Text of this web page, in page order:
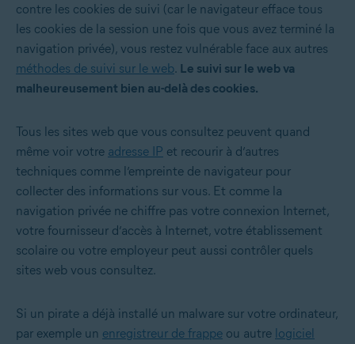
contre les cookies de suivi (car le navigateur efface tous
les cookies de la session une fois que vous avez terminé la
navigation privée), vous restez vulnérable face aux autres
méthodes de suivi sur le web. Le suivi sur le web va
malheureusement bien au-delà des cookies.
Tous les sites web que vous consultez peuvent quand
même voir votre adresse IP et recourir à d’autres
techniques comme l’empreinte de navigateur pour
collecter des informations sur vous. Et comme la
navigation privée ne chiffre pas votre connexion Internet,
votre fournisseur d’accès à Internet, votre établissement
scolaire ou votre employeur peut aussi contrôler quels
sites web vous consultez.
Si un pirate a déjà installé un malware sur votre ordinateur,
par exemple un enregistreur de frappe ou autre logiciel